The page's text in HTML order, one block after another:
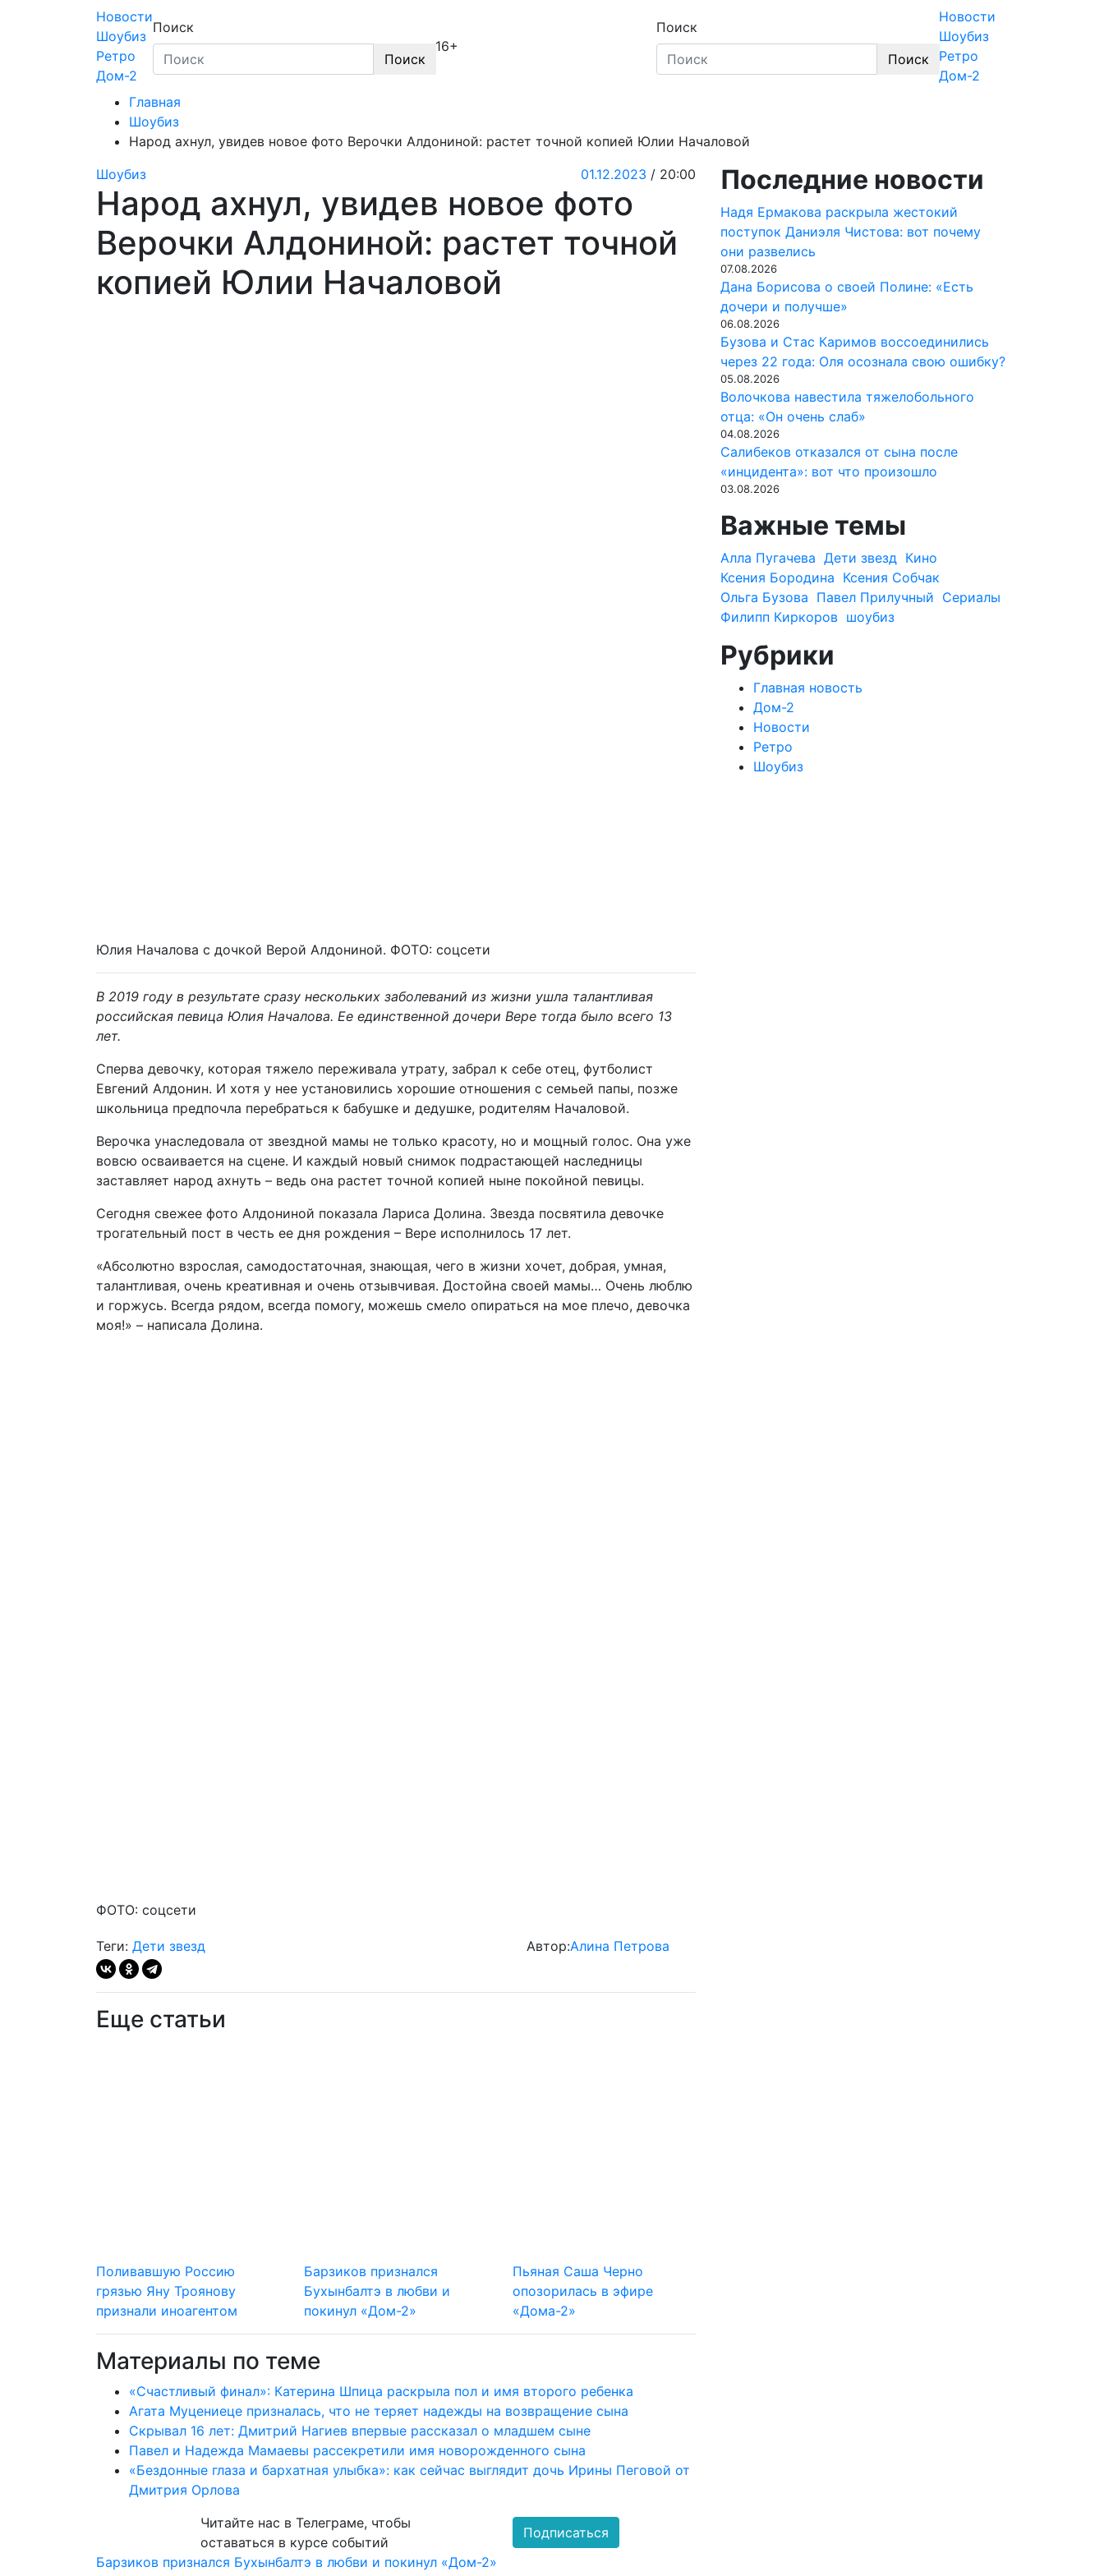
Новости
Шоубиз
Ретро
Дом-2
Поиск
Поиск
16+
Новости, истории звёзд шоу-бизнеса, эксклюзивные фото и видео из жизни
Поиск
Поиск
Новости
Шоубиз
Ретро
Дом-2
Главная
Шоубиз
Народ ахнул, увидев новое фото Верочки Алдониной: растет точной копией Юлии Началовой
Шоубиз
01.12.2023 / 20:00
Народ ахнул, увидев новое фото
Верочки Алдониной: растет точной
копией Юлии Началовой
Юлия Началова с дочкой Верой Алдониной. ФОТО: соцсети
В 2019 году в результате сразу нескольких заболеваний из жизни ушла талантливая
российская певица Юлия Началова. Ее единственной дочери Вере тогда было всего 13
лет.
Сперва девочку, которая тяжело переживала утрату, забрал к себе отец, футболист
Евгений Алдонин. И хотя у нее установились хорошие отношения с семьей папы, позже
школьница предпочла перебраться к бабушке и дедушке, родителям Началовой.
Верочка унаследовала от звездной мамы не только красоту, но и мощный голос. Она уже
вовсю осваивается на сцене. И каждый новый снимок подрастающей наследницы
заставляет народ ахнуть – ведь она растет точной копией ныне покойной певицы.
Сегодня свежее фото Алдониной показала Лариса Долина. Звезда посвятила девочке
трогательный пост в честь ее дня рождения – Вере исполнилось 17 лет.
«Абсолютно взрослая, самодостаточная, знающая, чего в жизни хочет, добрая, умная,
талантливая, очень креативная и очень отзывчивая. Достойна своей мамы… Очень люблю
и горжусь. Всегда рядом, всегда помогу, можешь смело опираться на мое плечо, девочка
моя!» – написала Долина.
ФОТО: соцсети
Теги: Дети звезд Автор:Алина Петрова
Еще статьи
Поливавшую Россию
грязью Яну Троянову
признали иноагентом
Барзиков признался
Бухынбалтэ в любви и
покинул «Дом-2»
Пьяная Саша Черно
опозорилась в эфире
«Дома-2»
Материалы по теме
«Счастливый финал»: Катерина Шпица раскрыла пол и имя второго ребенка
Агата Муцениеце призналась, что не теряет надежды на возвращение сына
Скрывал 16 лет: Дмитрий Нагиев впервые рассказал о младшем сыне
Павел и Надежда Мамаевы рассекретили имя новорожденного сына
«Бездонные глаза и бархатная улыбка»: как сейчас выглядит дочь Ирины Пеговой от
Дмитрия Орлова
Читайте нас в Телеграме, чтобы
оставаться в курсе событий
Подписаться
Навигация
Барзиков признался Бухынбалтэ в любви и покинул «Дом-2»
Последние новости
Надя Ермакова раскрыла жестокий
поступок Даниэля Чистова: вот почему
они развелись
07.08.2026
Дана Борисова о своей Полине: «Есть
дочери и получше»
06.08.2026
Бузова и Стас Каримов воссоединились
через 22 года: Оля осознала свою ошибку?
05.08.2026
Волочкова навестила тяжелобольного
отца: «Он очень слаб»
04.08.2026
Салибеков отказался от сына после
«инцидента»: вот что произошло
03.08.2026
Важные темы
Алла Пугачева Дети звезд Кино
Ксения Бородина Ксения Собчак
Ольга Бузова Павел Прилучный Сериалы
Филипп Киркоров шоубиз
Рубрики
Главная новость
Дом-2
Новости
Ретро
Шоубиз